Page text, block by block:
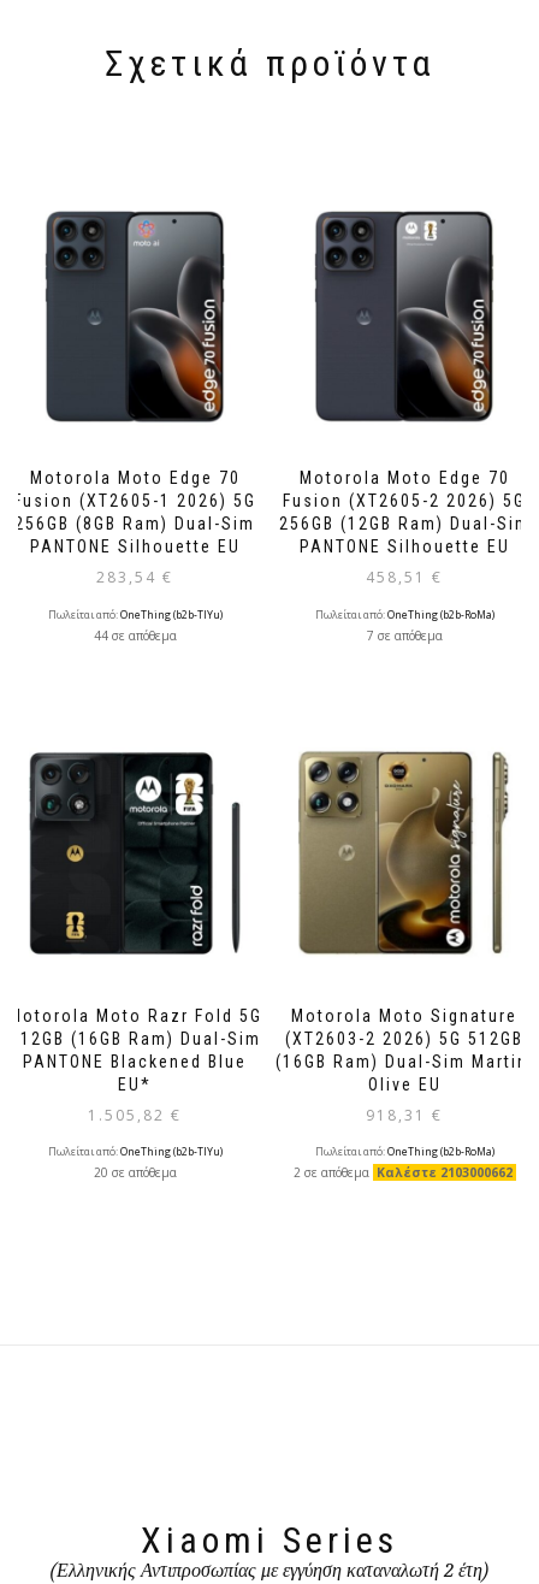
Σχετικά προϊόντα
Motorola Moto Edge 70
Fusion (XT2605-1 2026) 5G
256GB (8GB Ram) Dual-Sim
PANTONE Silhouette EU
283,54 €
Πωλείται από:OneThing (b2b-TlYu)
44 σε απόθεμα
Motorola Moto Edge 70
Fusion (XT2605-2 2026) 5G
256GB (12GB Ram) Dual-Sim
PANTONE Silhouette EU
458,51 €
Πωλείται από:OneThing (b2b-RoMa)
7 σε απόθεμα
Motorola Moto Razr Fold 5G
512GB (16GB Ram) Dual-Sim
PANTONE Blackened Blue
EU*
1.505,82 €
Πωλείται από:OneThing (b2b-TlYu)
20 σε απόθεμα
Motorola Moto Signature
(XT2603-2 2026) 5G 512GB
(16GB Ram) Dual-Sim Martini
Olive EU
918,31 €
Πωλείται από:OneThing (b2b-RoMa)
2 σε απόθεμα Καλέστε 2103000662
Xiaomi Series
(Ελληνικής Αντιπροσωπίας με εγγύηση καταναλωτή 2 έτη)